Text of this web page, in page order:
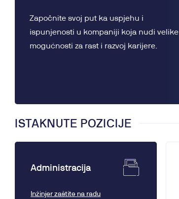
Započnite svoj put ka uspjehu i
ispunjenosti u kompaniji koja nudi velike
mogućnosti za rast i razvoj karijere.
ISTAKNUTE POZICIJE
Administracija
Inžinjer zaštite na radu